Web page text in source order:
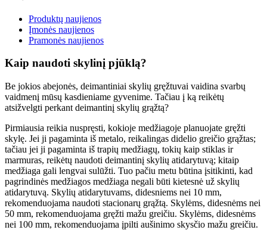
Produktų naujienos
Įmonės naujienos
Pramonės naujienos
Kaip naudoti skylinį pjūklą?
Be jokios abejonės, deimantiniai skylių gręžtuvai vaidina svarbų
vaidmenį mūsų kasdieniame gyvenime. Tačiau į ką reikėtų
atsižvelgti perkant deimantinį skylių grąžtą?
Pirmiausia reikia nuspręsti, kokioje medžiagoje planuojate gręžti
skylę. Jei ji pagaminta iš metalo, reikalingas didelio greičio grąžtas;
tačiau jei ji pagaminta iš trapių medžiagų, tokių kaip stiklas ir
marmuras, reikėtų naudoti deimantinį skylių atidarytuvą; kitaip
medžiaga gali lengvai sulūžti. Tuo pačiu metu būtina įsitikinti, kad
pagrindinės medžiagos medžiaga negali būti kietesnė už skylių
atidarytuvą. Skylių atidarytuvams, didesniems nei 10 mm,
rekomenduojama naudoti stacionarų grąžtą. Skylėms, didesnėms nei
50 mm, rekomenduojama gręžti mažu greičiu. Skylėms, didesnėms
nei 100 mm, rekomenduojama įpilti aušinimo skysčio mažu greičiu.